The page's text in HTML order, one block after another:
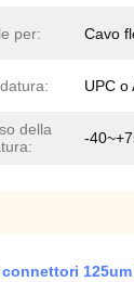
per: Cavo
UPC o
della
-
125um